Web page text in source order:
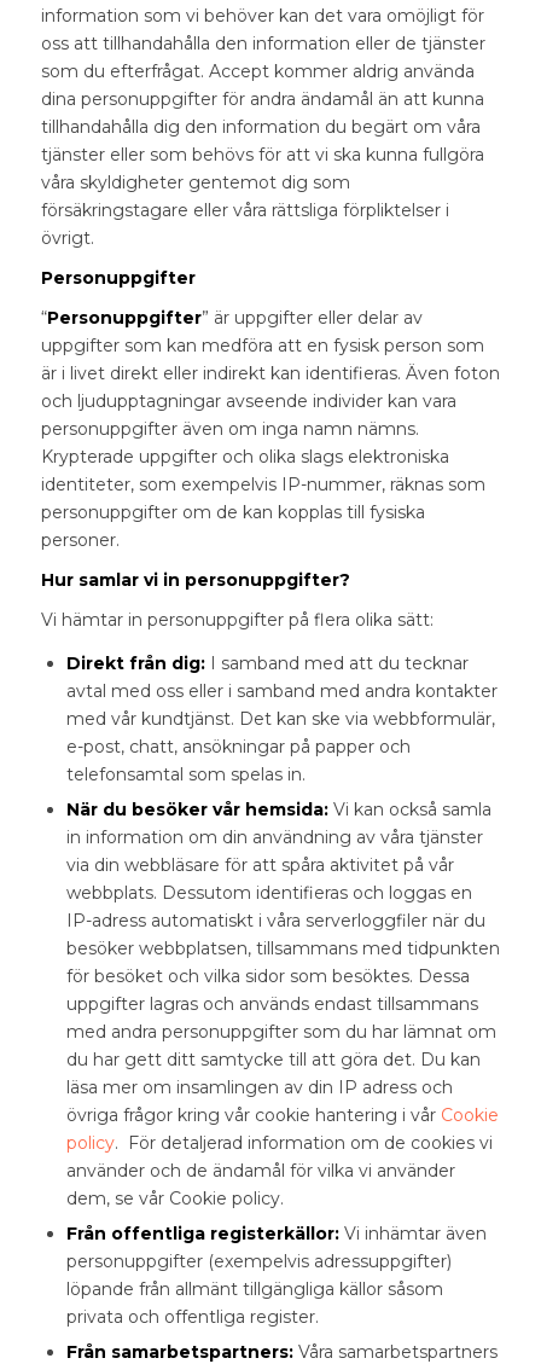
information som vi behöver kan det vara omöjligt för
oss att tillhandahålla den information eller de tjänster
som du efterfrågat. Accept kommer aldrig använda
dina personuppgifter för andra ändamål än att kunna
tillhandahålla dig den information du begärt om våra
tjänster eller som behövs för att vi ska kunna fullgöra
våra skyldigheter gentemot dig som
försäkringstagare eller våra rättsliga förpliktelser i
övrigt.
Personuppgifter
“Personuppgifter” är uppgifter eller delar av
uppgifter som kan medföra att en fysisk person som
är i livet direkt eller indirekt kan identifieras. Även foton
och ljudupptagningar avseende individer kan vara
personuppgifter även om inga namn nämns.
Krypterade uppgifter och olika slags elektroniska
identiteter, som exempelvis IP-nummer, räknas som
personuppgifter om de kan kopplas till fysiska
personer.
Hur samlar vi in personuppgifter?
Vi hämtar in personuppgifter på flera olika sätt:
Direkt från dig: I samband med att du tecknar
avtal med oss eller i samband med andra kontakter
med vår kundtjänst. Det kan ske via webbformulär,
e-post, chatt, ansökningar på papper och
telefonsamtal som spelas in.
När du besöker vår hemsida:Vi kan också samla
in information om din användning av våra tjänster
via din webbläsare för att spåra aktivitet på vår
webbplats. Dessutom identifieras och loggas en
IP-adress automatiskt i våra serverloggfiler när du
besöker webbplatsen, tillsammans med tidpunkten
för besöket och vilka sidor som besöktes. Dessa
uppgifter lagras och används endast tillsammans
med andra personuppgifter som du har lämnat om
du har gett ditt samtycke till att göra det. Du kan
läsa mer om insamlingen av din IP adress och
övriga frågor kring vår cookie hantering i vår Cookie
policy. För detaljerad information om de cookies vi
använder och de ändamål för vilka vi använder
dem, se vår Cookie policy.
Från offentliga registerkällor:Vi inhämtar även
personuppgifter (exempelvis adressuppgifter)
löpande från allmänt tillgängliga källor såsom
privata och offentliga register.
Från samarbetspartners: Våra samarbetspartners